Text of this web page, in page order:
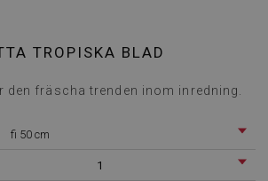
TROPISKA BLAD
den fräscha trenden inom inredning.
fi 50 cm
1